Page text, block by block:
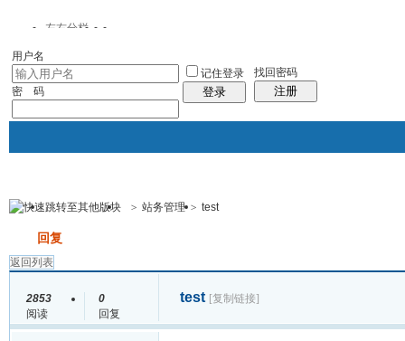
左右分栏
用户名
密 码
记住登录
登录
找回密码
注册
门户模式 韭菜家园 论坛
> 站务管理 > test
回复
返回列表
2853
阅读
0
回复
test [复制链接]